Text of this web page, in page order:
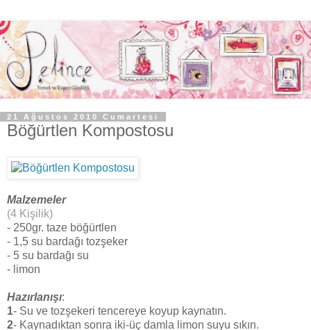
21 Ağustos 2010 Cumartesi
Böğürtlen Kompostosu
Malzemeler
(4 Kişilik)
- 250gr. taze böğürtlen
- 1,5 su bardağı tozşeker
- 5 su bardağı su
- limon
Hazırlanışı:
1- Su ve tozşekeri tencereye koyup kaynatın.
2- Kaynadıktan sonra iki-üç damla limon suyu sıkın.